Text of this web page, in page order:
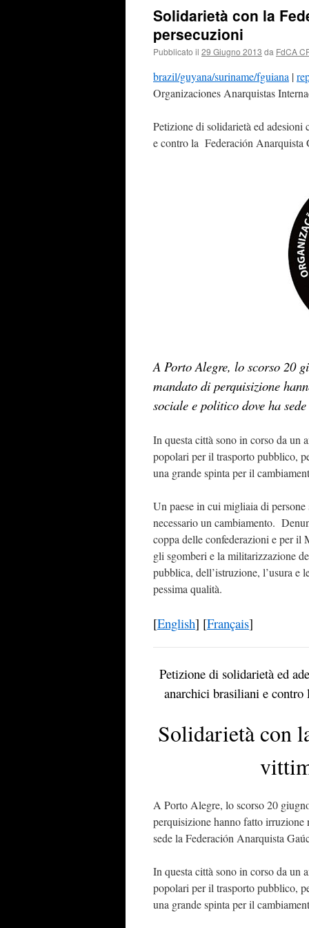
Solidarietà con la
persecuzioni
Pubblicato il 29 Giugno 2013 da FdCA
brazil/guyana/suriname/fguiana |
Organizaciones Anarquistas
Petizione di solidarietà ed
e contro la Federación Anarquista
A Porto Alegre, lo scorso 20
mandato di perquisizione
sociale e politico dove ha
In questa città sono in corso da un
popolari per il trasporto pubblico,
una grande spinta per il
Un paese in cui migliaia di
necessario un cambiamento.
coppa delle confederazioni e per
gli sgomberi e la militarizzazione
pubblica, dell’istruzione, l’usura
pessima qualità.
[English] [Français]
Petizione di solidarietà ed
anarchici brasiliani e
Solidarietà con
A Porto Alegre, lo scorso 20
perquisizione hanno fatto irruzione
sede la Federación Anarquista
In questa città sono in corso da un
popolari per il trasporto pubblico,
una grande spinta per il